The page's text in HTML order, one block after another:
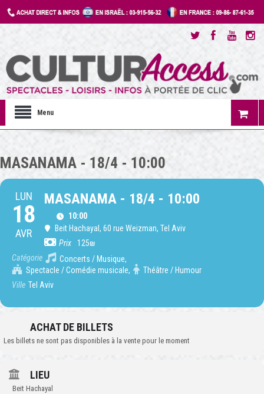
Menu
MASANAMA - 18/4 - 10:00
LUN
18
AVR
MASANAMA - 18/4 - 10:00
10:00
Beit Hachayal , 60 rue Weizman, Tel Aviv
Prix
125₪
Catégorie
Concerts / Musique,
Spectacle / Comédie musicale,
Théâtre / Humour
Ville Tel Aviv
ACHAT DE BILLETS
Les billets ne sont pas disponibles à la vente pour le moment
LIEU
Beit Hachayal